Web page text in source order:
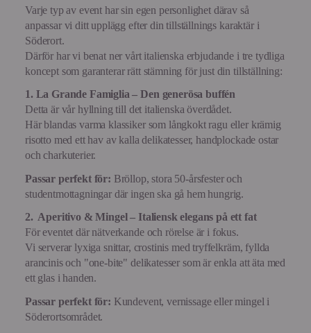
Varje typ av event har sin egen personlighet därav så
anpassar vi ditt upplägg efter din tillställnings karaktär i
Söderort.
Därför har vi benat ner vårt italienska erbjudande i tre tydliga
koncept som garanterar rätt stämning för just din tillställning:
1. La Grande Famiglia – Den generösa buffén
Detta är vår hyllning till det italienska överdådet.
Här blandas varma klassiker som långkokt ragu eller krämig
risotto med ett hav av kalla delikatesser, handplockade ostar
och charkuterier.
Passar perfekt för: Bröllop, stora 50-årsfester och
studentmottagningar där ingen ska gå hem hungrig.
2. Aperitivo & Mingel – Italiensk elegans på ett fat
För eventet där nätverkande och rörelse är i fokus.
Vi serverar lyxiga snittar, crostinis med tryffelkräm, fyllda
arancinis och "one-bite" delikatesser som är enkla att äta med
ett glas i handen.
Passar perfekt för: Kundevent, vernissage eller mingel i
Söderortsområdet.